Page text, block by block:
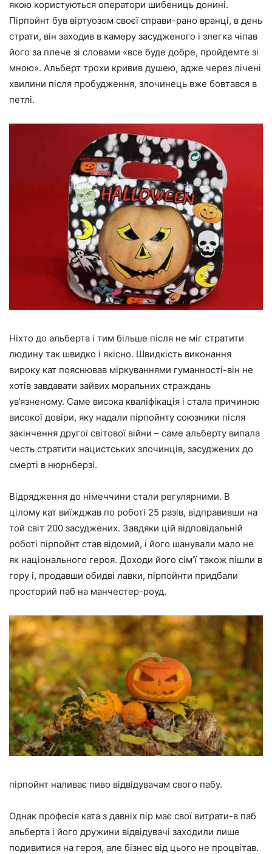
якою користуються оператори шибениць донині.
Пірпойнт був віртуозом своєї справи-рано вранці, в день
страти, він заходив в камеру засудженого і злегка чіпав
його за плече зі словами «все буде добре, пройдемте зі
мною». Альберт трохи кривив душею, адже через лічені
хвилини після пробудження, злочинець вже бовтався в
петлі.
Ніхто до альберта і тим більше після не міг стратити
людину так швидко і якісно. Швидкість виконання
вироку кат пояснював міркуваннями гуманності-він не
хотів завдавати зайвих моральних страждань
ув’язненому. Саме висока кваліфікація і стала причиною
високої довіри, яку надали пірпойнту союзники після
закінчення другої світової війни – саме альберту випала
честь стратити нацистських злочинців, засуджених до
смерті в нюрнберзі.
Відрядження до німеччини стали регулярними. В
цілому кат виїжджав по роботі 25 разів, відправивши на
той світ 200 засуджених. Завдяки цій відповідальній
роботі пірпойнт став відомий, і його шанували мало не
як національного героя. Доходи його сім’ї також пішли в
гору і, продавши обидві лавки, пірпойнти придбали
просторий паб на манчестер-роуд.
пірпойнт наливає пиво відвідувачам свого пабу.
Однак професія ката з давніх пір має свої витрати-в паб
альберта і його дружини відвідувачі заходили лише
подивитися на героя, але бізнес від цього не процвітав.